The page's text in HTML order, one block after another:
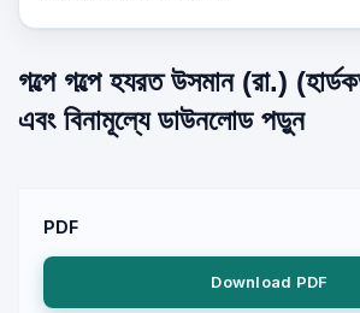
গল্পে গল্পে হযরত উসমান (রা.)
এবং বিনামূল্যে ডাউনলোড পড়ুন
PDF
Download PDF